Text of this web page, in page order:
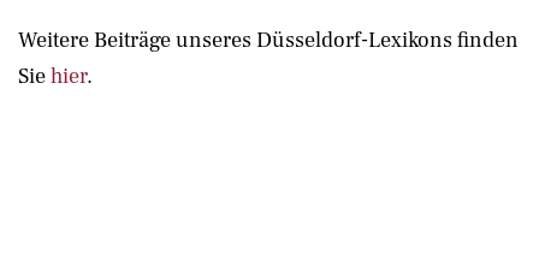
Weitere Beiträge unseres Düsseldorf-Lexikons finden
Siehier.